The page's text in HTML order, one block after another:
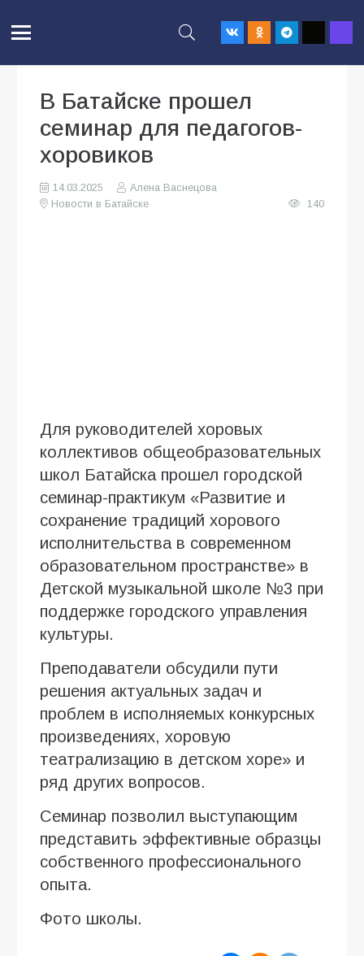
В Батайске прошел
семинар для педагогов-
хоровиков
14.03.2025
Алена Васнецова
Новости в Батайске
140
Для руководителей хоровых
коллективов общеобразовательных
школ Батайска прошел городской
семинар-практикум «Развитие и
сохранение традиций хорового
исполнительства в современном
образовательном пространстве» в
Детской музыкальной школе №3 при
поддержке городского управления
культуры.
Преподаватели обсудили пути
решения актуальных задач и
проблем в исполняемых конкурсных
произведениях, хоровую
театрализацию в детском хоре» и
ряд других вопросов.
Семинар позволил выступающим
представить эффективные образцы
собственного профессионального
опыта.
Фото школы.